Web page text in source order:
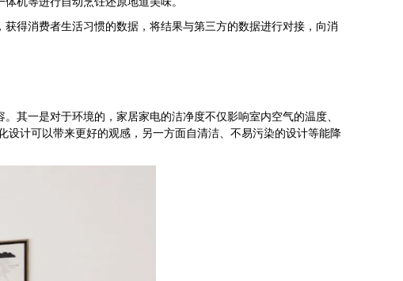
得消费者生活习惯的数据，将结果与第三方的数据进行对接，向消
一是对于环境的，家居家电的洁净度不仅影响室内空气的温度、
计可以带来更好的观感，另一方面自清洁、不易污染的设计等能降